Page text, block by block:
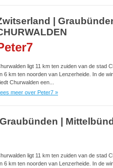
|
ligt 11 km ten zuiden van de stad
6 km ten noorden van Lenzerheide. In de
Churwalden een...
meer over Peter7 »
|
ligt 11 km ten zuiden van de stad
6 km ten noorden van Lenzerheide. In de